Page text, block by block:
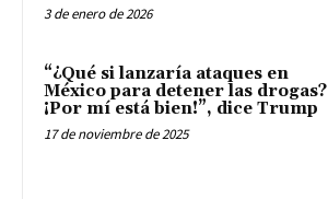
3 de enero de 2026
“¿Qué si lanzaría ataques en
México para detener las drogas?
¡Por mí está bien!”, dice Trump
17 de noviembre de 2025